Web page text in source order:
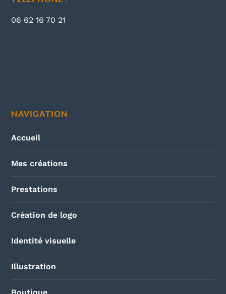
06 62 16 70 21
NAVIGATION
Accueil
Mes créations
Prestations
Création de logo
Identité visuelle
Illustration